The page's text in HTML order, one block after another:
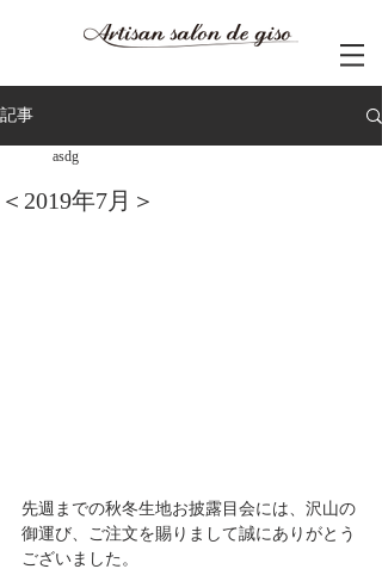
記事
＜2019年7月＞
asdg
先週までの秋冬生地お披露目会には、沢山の
御運び、ご注文を賜りまして誠にありがとう
ございました。